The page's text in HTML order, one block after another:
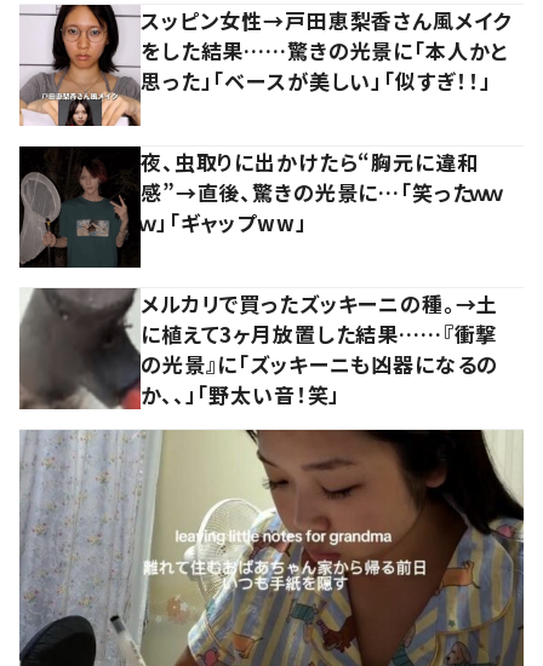
スッピン女性→戸田恵梨香さん風メイク
をした結果……驚きの光景に「本人かと
思った」「ベースが美しい」「似すぎ！！」
夜、虫取りに出かけたら“胸元に違和
感”→直後、驚きの光景に…「笑ったｗｗ
ｗ」「ギャップww」
メルカリで買ったズッキーニの種。→土
に植えて3ヶ月放置した結果……『衝撃
の光景』に「ズッキーニも凶器になるの
か、、」「野太い音！笑」